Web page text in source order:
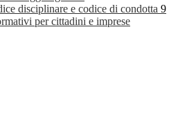
disciplinare e codice di condotta 9
per cittadini e imprese